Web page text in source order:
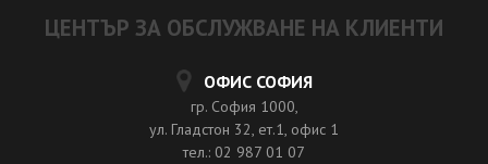
ЦЕНТЪР ЗА ОБСЛУЖВАНЕ НА КЛИЕНТИ
ОФИС СОФИЯ
гр. София 1000,
ул. Гладстон 32, ет.1, офис 1
тел.: 02 987 01 07